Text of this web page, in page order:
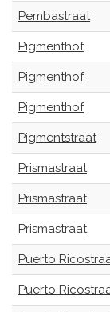
Pembastraat
Pigmenthof
Pigmenthof
Pigmenthof
Pigmentstraat
Prismastraat
Prismastraat
Prismastraat
Puerto
Puerto